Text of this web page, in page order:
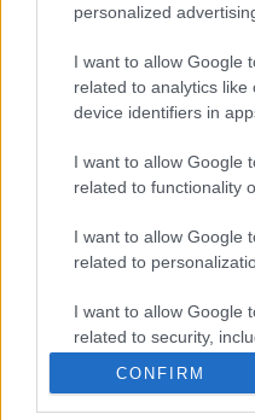
personalized
I want to allow Google
related to analytics like
device identifiers in
I want to allow Google
related to functionality
I want to allow Google
related to
I want to allow Google
related to security,
CONFIRM
Fontos a
Amire
KIEMELT